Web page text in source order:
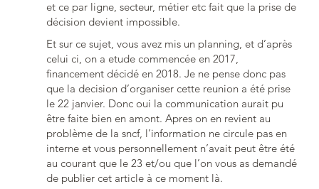
et ce par ligne, secteur, métier etc fait que la prise de
décision devient impossible.
Et sur ce sujet, vous avez mis un planning, et d’après
celui ci, on a etude commencée en 2017,
financement décidé en 2018. Je ne pense donc pas
que la decision d’organiser cette reunion a été prise
le 22 janvier. Donc oui la communication aurait pu
être faite bien en amont. Apres on en revient au
problème de la sncf, l’information ne circule pas en
interne et vous personnellement n’avait peut être été
au courant que le 23 et/ou que l’on vous as demandé
de publier cet article à ce moment là.